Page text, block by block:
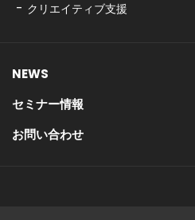
クリエイティブ支援
NEWS
セミナー情報
お問い合わせ